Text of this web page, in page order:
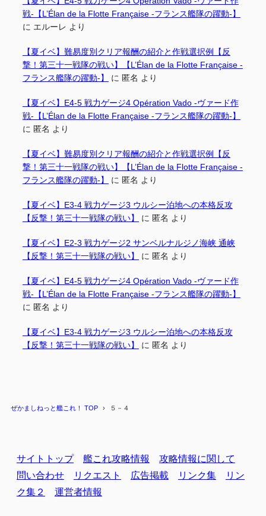
戦-【L’Élan de la Flotte Française -フランス艦隊の躍動-】
に エルーレ より
【夏イベ】難易度別クリア報酬の紹介と作戦選択例【反
撃！第三十一戦隊の戦い】【L’Élan de la Flotte Française -
フランス艦隊の躍動-】
に 匿名 より
【夏イベ】E4-5 戦力ゲージ4 Opération Vado -ヴァード作
戦-【L’Élan de la Flotte Française -フランス艦隊の躍動-】
に 匿名 より
【夏イベ】難易度別クリア報酬の紹介と作戦選択例【反
撃！第三十一戦隊の戦い】【L’Élan de la Flotte Française -
フランス艦隊の躍動-】
に 匿名 より
【夏イベ】E3-4 戦力ゲージ3 ウルシー泊地への本格反攻
【反撃！第三十一戦隊の戦い】
に 匿名 より
【夏イベ】E2-3 戦力ゲージ2 サンベルナルジノ海峡 通峡
【反撃！第三十一戦隊の戦い】
に 匿名 より
【夏イベ】E4-5 戦力ゲージ4 Opération Vado -ヴァード作
戦-【L’Élan de la Flotte Française -フランス艦隊の躍動-】
に 匿名 より
【夏イベ】E3-4 戦力ゲージ3 ウルシー泊地への本格反攻
【反撃！第三十一戦隊の戦い】
に 匿名 より
ぜかましねっと艦これ！ TOP ５－４
サイトトップ 艦これ攻略情報
攻略情報に関して
問い合わせ
リクエスト 広告掲載 リンク集
リン
ク集２
運営者情報